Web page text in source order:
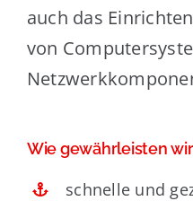
auch das
von
Wie gewährleisten
schnelle und